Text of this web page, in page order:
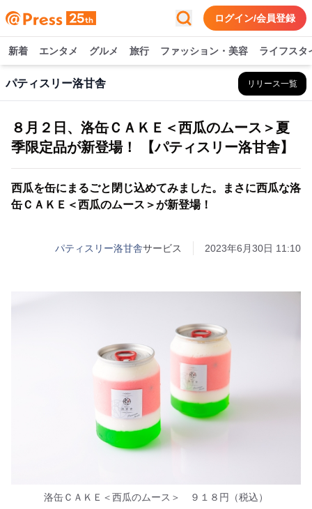
ログイン/会員登録
新着 エンタメ グルメ 旅行 ファッション・美容 ライフスタ
パティスリー洛甘舎 リリース一覧
８月２日、洛缶ＣＡＫＥ＜西瓜のムース＞夏
季限定品が新登場！ 【パティスリー洛甘舎】
西瓜を缶にまるごと閉じ込めてみました。まさに西瓜な洛
缶ＣＡＫＥ＜西瓜のムース＞が新登場！
パティスリー洛甘舎サービス 2023年6月30日 11:10
洛缶ＣＡＫＥ＜西瓜のムース＞ ９１８円（税込）